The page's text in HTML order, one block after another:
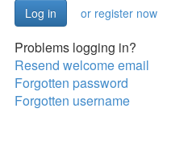
or register now
Problems logging in?
Resend welcome email
Forgotten password
Forgotten username